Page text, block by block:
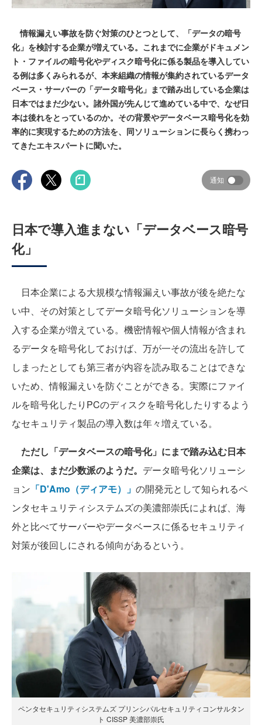
情報漏えい事故を防ぐ対策のひとつとして、「データの暗号
化」を検討する企業が増えている。これまでに企業がドキュメン
ト・ファイルの暗号化やディスク暗号化に係る製品を導入してい
る例は多くみられるが、本来組織の情報が集約されているデータ
ベース・サーバーの「データ暗号化」まで踏み出している企業は
日本ではまだ少ない。諸外国が先んじて進めている中で、なぜ日
本は後れをとっているのか。その背景やデータベース暗号化を効
率的に実現するための方法を、同ソリューションに長らく携わっ
てきたエキスパートに聞いた。
通知
日本で導入進まない「データベース暗号
化」
日本企業による大規模な情報漏えい事故が後を絶たな
い中、その対策としてデータ暗号化ソリューションを導
入する企業が増えている。機密情報や個人情報が含まれ
るデータを暗号化しておけば、万が一その流出を許して
しまったとしても第三者が内容を読み取ることはできな
いため、情報漏えいを防ぐことができる。実際にファイ
ルを暗号化したりPCのディスクを暗号化したりするよう
なセキュリティ製品の導入数は年々増えている。
ただし「データベースの暗号化」にまで踏み込む日本
企業は、まだ少数派のようだ。 データ暗号化ソリューシ
ョン 「D'Amo（ディアモ）」 の開発元として知られるペ
ンタセキュリティシステムズの美濃部崇氏によれば、海
外と比べてサーバーやデータベースに係るセキュリティ
対策が後回しにされる傾向があるという。
ペンタセキュリティシステムズ プリンシパルセキュリティコンサルタン
ト CISSP 美濃部崇氏